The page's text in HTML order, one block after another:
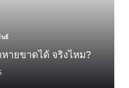
ธ์
ายขาดได้ จริงไหม?